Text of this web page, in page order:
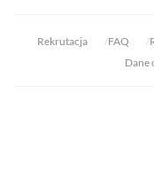
Rekrutacja FAQ
Dane